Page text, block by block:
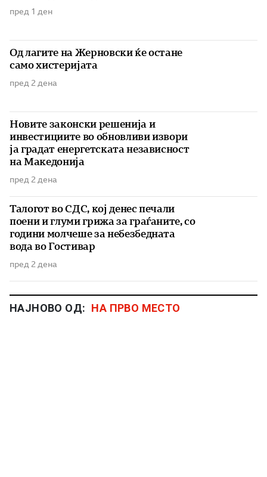
пред 1 ден
Од лагите на Жерновски ќе остане
само хистеријата
пред 2 дена
Новите законски решенија и
инвестициите во обновливи извори
ја градат енергетската независност
на Македонија
пред 2 дена
Талогот во СДС, кој денес печали
поени и глуми грижа за граѓаните, со
години молчеше за небезбедната
вода во Гостивар
пред 2 дена
НАЈНОВО ОД: НА ПРВО МЕСТО